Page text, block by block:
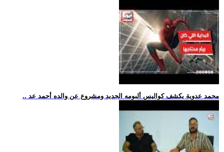
.. محمد عدوية يكشف كواليس ألبومه الجديد ومشروع عن والده أحمد عد